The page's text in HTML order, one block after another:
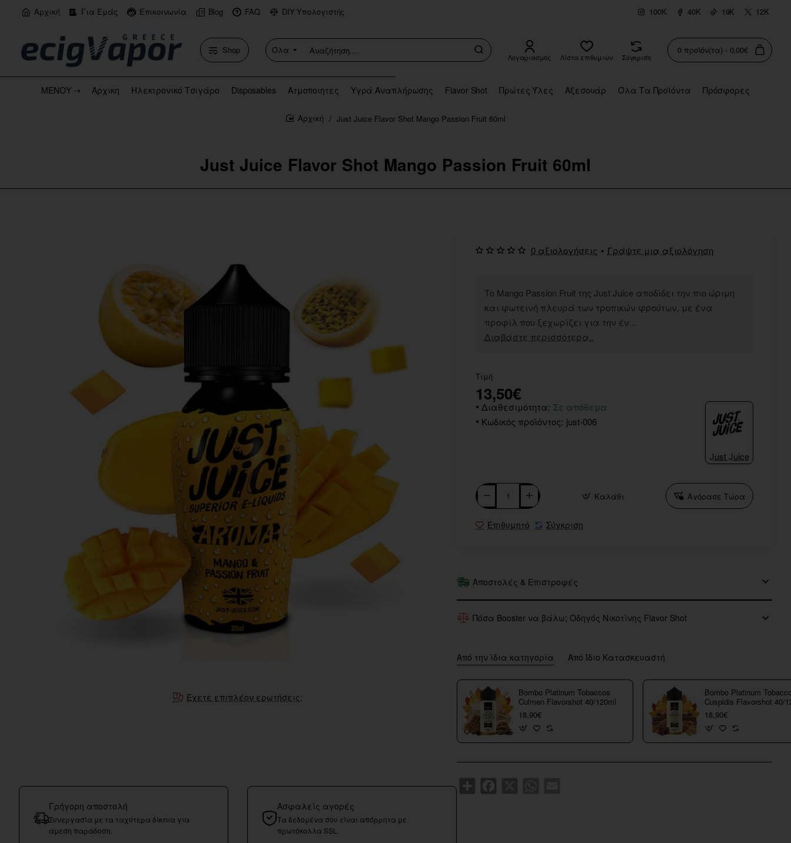
Αρχική Για Εμάς Επικοινωνία Blog FAQ DIY Υπολογιστής 100K 40K 19K 12K
Shop Όλα
Αναζήτηση.... Λογαριασμός Λίστα επιθυμιών Σύγκριση
0 προϊόν(τα) - 0,00€
ΜΕΝΟΥ ⇢ Αρχικη Ηλεκτρονικό Τσιγάρο Disposables Ατμοποιητες Υγρά Αναπλήρωσης Flavor Shot Πρώτες Ύλες Αξεσουάρ Όλα Τα Προϊόντα Πρόσφορες
Just Juice Flavor Shot Mango Passion Fruit 60ml
home
Just Juice Flavor Shot Mango Passion Fruit 60ml
Έχετε επιπλέον ερωτήσεις;
Γρήγορη αποστολή
Συνεργασία με τα ταχύτερα δίκτυα για
άμεση παράδοση.
Ασφαλείς αγορές
Τα δεδομένα σου είναι απόρρητα με
πρωτόκολλα SSL.
Το Mango Passion Fruit της Just Juice αποδίδει την πιο ώριμη
και φωτεινή πλευρά των τροπικών φρούτων, με ένα
προφίλ που ξεχωρίζει για την έν...
Διαβάστε περισσότερα..
0 αξιολογήσεις • Γράψτε μια αξιολόγηση
Τιμή
13,50€
Διαθεσιμότητα: Σε απόθεμα
Κωδικός προϊόντος: just-006
Just Juice
Καλάθι Αγόρασε Τώρα
Επιθυμητό Σύγκριση
Αποστολές & Επιστροφές
Πόσα Booster να βάλω; Οδηγός Νικοτίνης Flavor Shot
Από την ίδια κατηγορία Από Ίδιο Κατασκευαστή
Bombo Platinum Tobaccos
Culmen Flavorshot 40/120ml
18,90€
Bombo Platinum
Cuspidis Flavorshot 40/
18,90€